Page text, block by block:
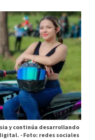
y continúa desarrollando
-Foto: redes sociales